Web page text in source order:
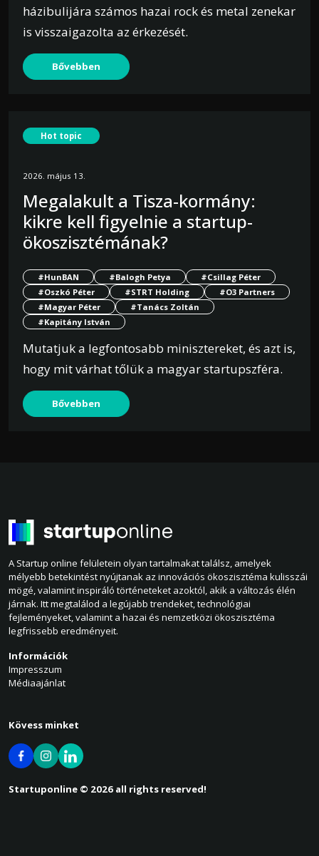
házibulijára számos hazai rock és metal zenekar
is visszaigazolta az érkezését.
Bővebben
Hot topic
2026. május 13.
Megalakult a Tisza-kormány:
kikre kell figyelnie a startup-
ökoszisztémának?
#HunBAN #Balogh Petya
#Csillag Péter
#Oszkó Péter
#STRT Holding
#O3 Partners
#Magyar Péter
#Tanács Zoltán
#Kapitány István
Mutatjuk a legfontosabb minisztereket, és azt is,
hogy mit várhat tőlük a magyar startupszféra.
Bővebben
A Startup online felületein olyan tartalmakat találsz, amelyek
mélyebb betekintést nyújtanak az innovációs ökoszisztéma kulisszái
mögé, valamint inspiráló történeteket azoktól, akik a változás élén
járnak. Itt megtalálod a legújabb trendeket, technológiai
fejleményeket, valamint a hazai és nemzetközi ökoszisztéma
legfrissebb eredményeit.
Információk
Impresszum
Médiaajánlat
Kövess minket
Startuponline © 2026 all rights reserved!